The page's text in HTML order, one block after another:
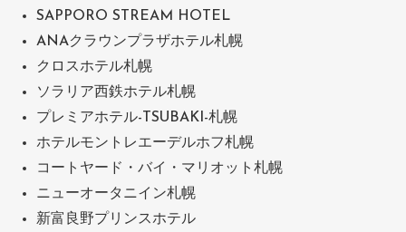
SAPPORO STREAM HOTEL
ANAクラウンプラザホテル札幌
クロスホテル札幌
ソラリア西鉄ホテル札幌
プレミアホテル-TSUBAKI-札幌
ホテルモントレエーデルホフ札幌
コートヤード・バイ・マリオット札幌
ニューオータニイン札幌
新富良野プリンスホテル